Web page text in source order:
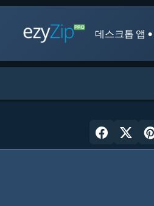
데스크톱 앱